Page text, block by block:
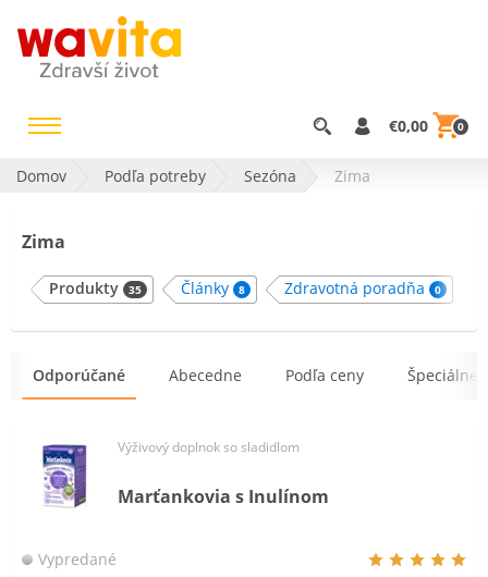
€0,00 0
Domov Podľa potreby Sezóna Zima
Zima
Produkty 35 Články 8 Zdravotná poradňa 0
Odporúčané Abecedne Podľa ceny Špeciálne
Výživový doplnok so sladidlom
Marťankovia s Inulínom
Vypredané